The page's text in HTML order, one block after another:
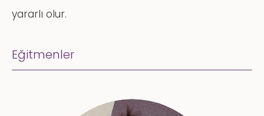
yararlı olur.
Eğitmenler